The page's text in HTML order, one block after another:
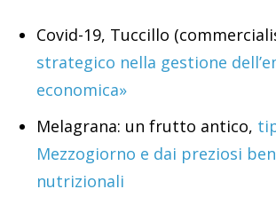
Covid-19, Tuccillo
strategico nella gestione
economica»
Melagrana: un frutto antico,
Mezzogiorno e dai preziosi
nutrizionali